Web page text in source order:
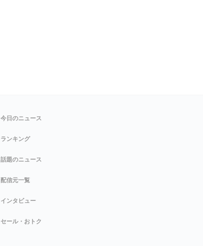
今日のニュース
ランキング
話題のニュース
配信元一覧
インタビュー
セール・おトク